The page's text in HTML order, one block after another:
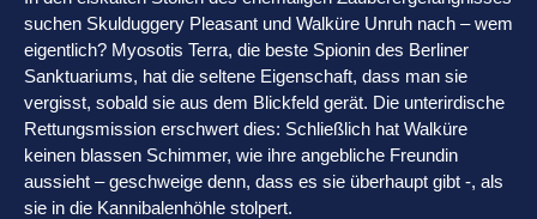
suchen Skulduggery Pleasant und Walküre Unruh nach – wem
eigentlich? Myosotis Terra, die beste Spionin des Berliner
Sanktuariums, hat die seltene Eigenschaft, dass man sie
vergisst, sobald sie aus dem Blickfeld gerät. Die unterirdische
Rettungsmission erschwert dies: Schließlich hat Walküre
keinen blassen Schimmer, wie ihre angebliche Freundin
aussieht – geschweige denn, dass es sie überhaupt gibt -, als
sie in die Kannibalenhöhle stolpert.